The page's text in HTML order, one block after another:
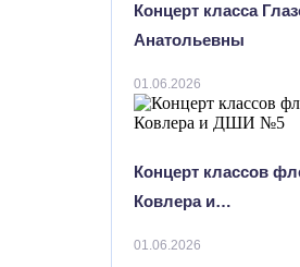
Концерт класса
Анатольевны
01.06.2026
Концерт классов
Ковлера и…
01.06.2026